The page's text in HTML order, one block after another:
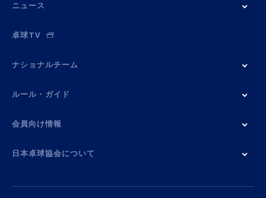
ニュース
卓球TV
ナショナルチーム
ルール・ガイド
会員向け情報
日本卓球協会について